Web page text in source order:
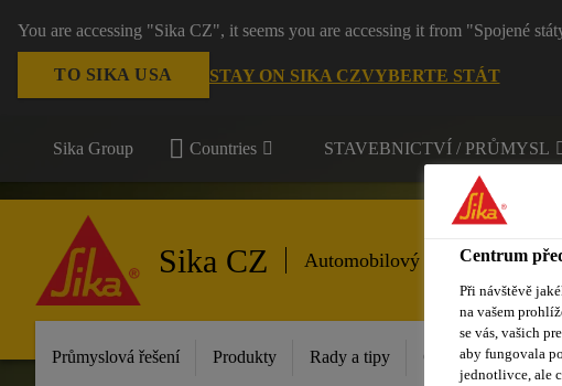
You are accessing "Sika CZ", it seems you are accessing it from "Spojené
TO SIKA USA STAY ON SIKA CZVYBERTE STÁT
Sika Group Countries STAVEBNICTVÍ / PRŮMYSL
Sika CZ Automobilový trh s
Průmyslová řešení Produkty Rady a tipy Často kladené
Centrum
Při návštěvě
na vašem
se vás, vašich
aby fungovala
jednotlivce, ale